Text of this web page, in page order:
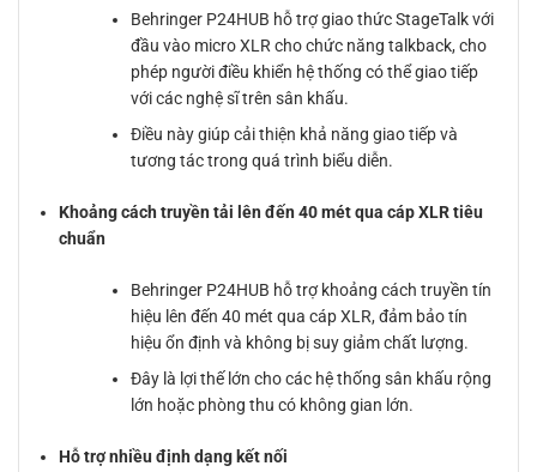
Behringer P24HUB hỗ trợ giao thức StageTalk với
đầu vào micro XLR cho chức năng talkback, cho
phép người điều khiển hệ thống có thể giao tiếp
với các nghệ sĩ trên sân khấu.
Điều này giúp cải thiện khả năng giao tiếp và
tương tác trong quá trình biểu diễn.
Khoảng cách truyền tải lên đến 40 mét qua cáp XLR tiêu
chuẩn
Behringer P24HUB hỗ trợ khoảng cách truyền tín
hiệu lên đến 40 mét qua cáp XLR, đảm bảo tín
hiệu ổn định và không bị suy giảm chất lượng.
Đây là lợi thế lớn cho các hệ thống sân khấu rộng
lớn hoặc phòng thu có không gian lớn.
Hỗ trợ nhiều định dạng kết nối